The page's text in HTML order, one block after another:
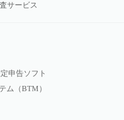
サービス
申告ソフト
ム（BTM）